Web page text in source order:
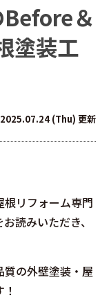
＆
塗装工
2025.07.24 (Thu) 更新
リフォーム専門
読みいただき、
の外壁塗装・屋